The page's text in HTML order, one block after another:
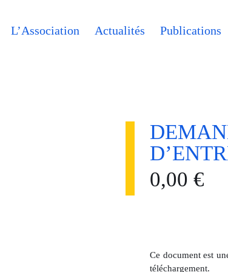
L’Association Actualités Publications
0,00€
Ce document est
téléchargement.